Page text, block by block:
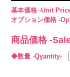
基本価格 -Unit
オプション価格 -
商品価格 -
◆数量 -Qyantity-